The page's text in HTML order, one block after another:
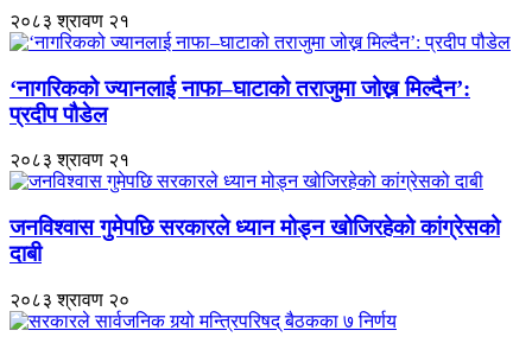
२०८३ श्रावण २१
‘नागरिकको ज्यानलाई नाफा–घाटाको तराजुमा जोख्न मिल्दैन’:
प्रदीप पौडेल
२०८३ श्रावण २१
जनविश्वास गुमेपछि सरकारले ध्यान मोड्न खोजिरहेको कांग्रेसको
दाबी
२०८३ श्रावण २०